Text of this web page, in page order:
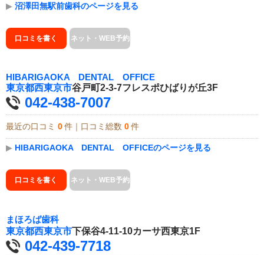
▶ 沼澤田無駅前歯科のページを見る
口コミを書く ネット・WEB予約
HIBARIGAOKA DENTAL OFFICE
東京都西東京市谷戸町2-3-7フレスポひばりが丘3F
042-438-7007
最近の口コミ 0 件｜口コミ総数 0 件
▶ HIBARIGAOKA DENTAL OFFICEのページを見る
口コミを書く ネット・WEB予約
まほろば歯科
東京都西東京市下保谷4-11-10カーサ西東京1F
042-439-7718